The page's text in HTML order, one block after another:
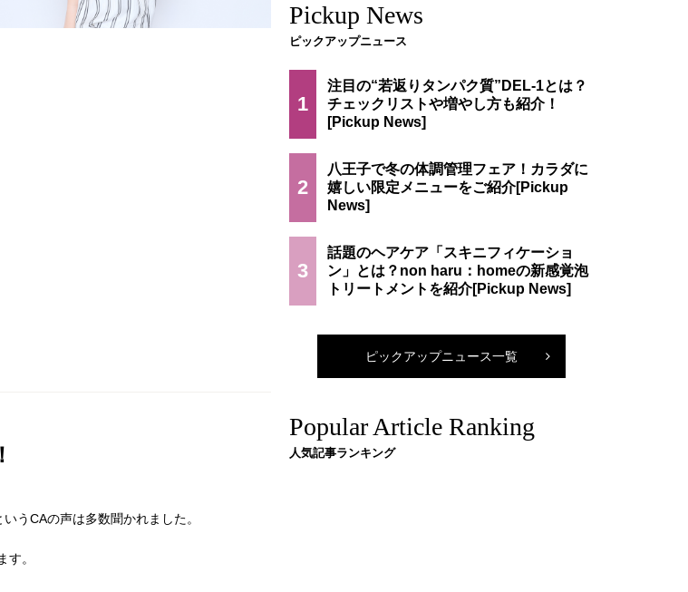
うCAの声は多数聞かれました。
。
Pickup News
ピックアップニュース
1
注目の“若返りタンパク質”DEL-1とは？
チェックリストや増やし方も紹介！
2
八王子で冬の体調管理フェア！カラダに
嬉しい限定メニューをご紹介
3
話題のヘアケア「スキニフィケーショ
ン」とは？non haru：homeの新感覚泡
トリートメントを紹介
ピックアップニュース一覧
Popular Article Ranking
人気記事ランキング